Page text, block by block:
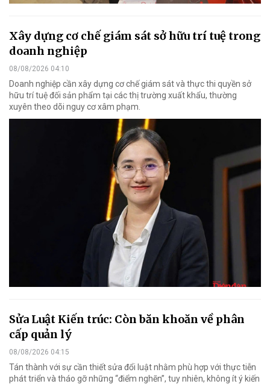
Xây dựng cơ chế giám sát sở hữu trí tuệ trong
doanh nghiệp
08/08/2026 04:10
Doanh nghiệp cần xây dựng cơ chế giám sát và thực thi quyền sở
hữu trí tuệ đối sản phẩm tại các thị trường xuất khẩu, thường
xuyên theo dõi nguy cơ xâm phạm.
Sửa Luật Kiến trúc: Còn băn khoăn về phân
cấp quản lý
08/08/2026 04:15
Tán thành với sự cần thiết sửa đổi luật nhằm phù hợp với thực tiễn
phát triển và tháo gỡ những “điểm nghẽn”, tuy nhiên, không ít ý kiến